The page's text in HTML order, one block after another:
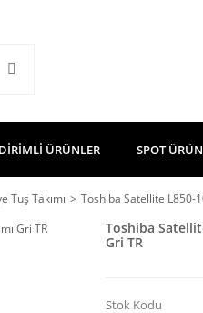
ÜRÜNLER SPOT
Tuş Takımı Toshiba Satellite L850-
Toshiba
Gri TR
Stok Kodu